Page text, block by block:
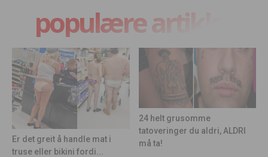
populære artikler
Er det greit å handle mat i
truse eller bikini fordi...
24 helt grusomme
tatoveringer du aldri, ALDRI
må ta!